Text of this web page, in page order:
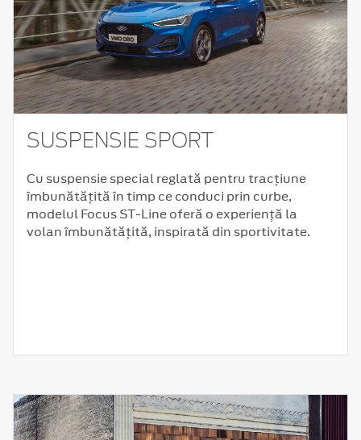
SUSPENSIE SPORT
Cu suspensie special reglată pentru tracțiune
îmbunătățită în timp ce conduci prin curbe,
modelul Focus ST-Line oferă o experiență la
volan îmbunătățită, inspirată din sportivitate.